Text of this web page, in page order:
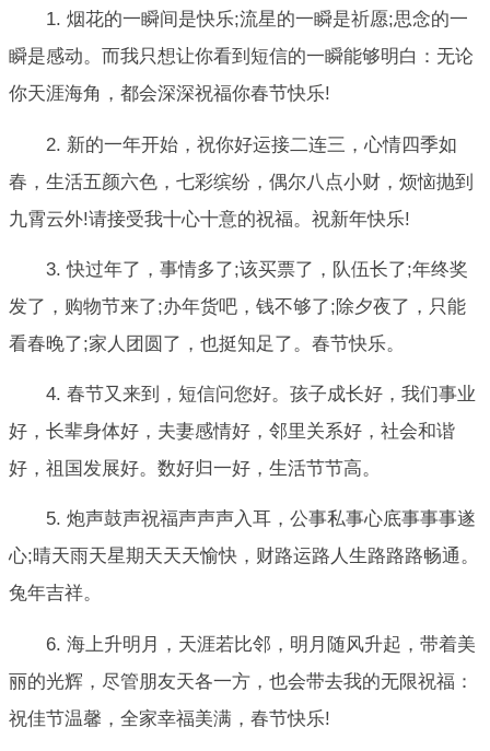
1. 烟花的一瞬间是快乐;流星的一瞬是祈愿;思念的一
瞬是感动。而我只想让你看到短信的一瞬能够明白：无论
你天涯海角，都会深深祝福你春节快乐!
2. 新的一年开始，祝你好运接二连三，心情四季如
春，生活五颜六色，七彩缤纷，偶尔八点小财，烦恼抛到
九霄云外!请接受我十心十意的祝福。祝新年快乐!
3. 快过年了，事情多了;该买票了，队伍长了;年终奖
发了，购物节来了;办年货吧，钱不够了;除夕夜了，只能
看春晚了;家人团圆了，也挺知足了。春节快乐。
4. 春节又来到，短信问您好。孩子成长好，我们事业
好，长辈身体好，夫妻感情好，邻里关系好，社会和谐
好，祖国发展好。数好归一好，生活节节高。
5. 炮声鼓声祝福声声声入耳，公事私事心底事事事遂
心;晴天雨天星期天天天愉快，财路运路人生路路路畅通。
兔年吉祥。
6. 海上升明月，天涯若比邻，明月随风升起，带着美
丽的光辉，尽管朋友天各一方，也会带去我的无限祝福：
祝佳节温馨，全家幸福美满，春节快乐!